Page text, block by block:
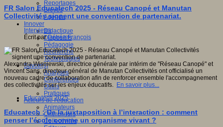
Reportages
Brèves
Agenda
Innover
Didactique
Dispositifs
Pédagogie
Recherche
Technologies
Savoir(s)
Analyses
Conférences
Outils
Pratiques
Acteurs de l'éducation
Animateurs
Chercheurs
Collectivités
FR Salon Educatech 2025 - Réseau Canopé et Manutan
Collectivités signent une convention de partenariat.
Interviews
Écrit parDétrée François
Alexandra Wisniewski, directrice générale par intérim de "Réseau Canopé" et
Vincent Sans, directeur général de Manutan Collectivités ont officialisé un
nouveau cadre de collaboration afin de renforcer ensemble l'accompagnement
des collectivités sur les enjeux éducatifs. En savoir plus...
Educatech 2025
Educatech : De la juxtaposition à l’interaction : comment
penser l’école comme un organisme vivant ?